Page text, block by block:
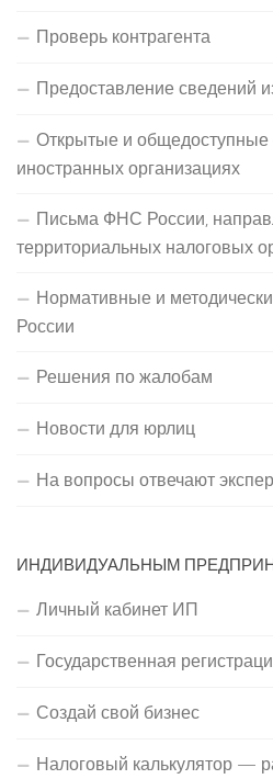
Проверь контрагента
Предоставление
Открытые и
иностранных организациях
Письма ФНС России,
территориальных налоговых
Нормативные и
России
Решения по жалобам
Новости для юрлиц
На вопросы отвечают
ИНДИВИДУАЛЬНЫМ
Личный кабинет ИП
Государственная
Создай свой бизнес
Налоговый калькулятор —